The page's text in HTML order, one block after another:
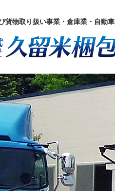
貨物取り扱い事業・倉庫業・自動